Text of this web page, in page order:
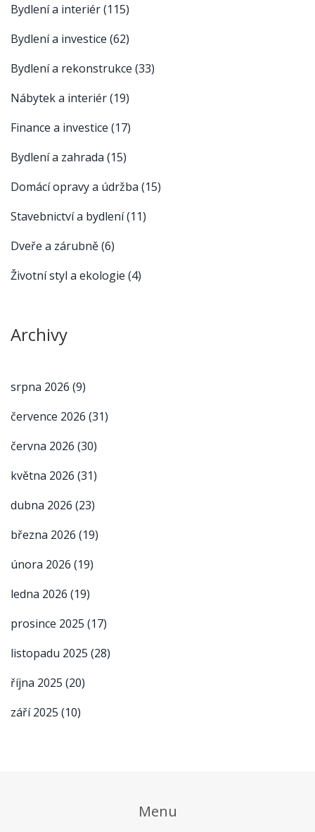
Bydlení a interiér(115)
Bydlení a investice (62)
Bydlení a rekonstrukce (33)
Nábytek a interiér(19)
Finance a investice (17)
Bydlení a zahrada (15)
Domácí opravy a údržba (15)
Stavebnictví a bydlení(11)
Dveře a zárubně(6)
Životní styl a ekologie (4)
Archivy
srpna 2026 (9)
července 2026 (31)
června 2026 (30)
května 2026 (31)
dubna 2026 (23)
března 2026 (19)
února 2026 (19)
ledna 2026 (19)
prosince 2025 (17)
listopadu 2025 (28)
října 2025 (20)
září 2025 (10)
Menu